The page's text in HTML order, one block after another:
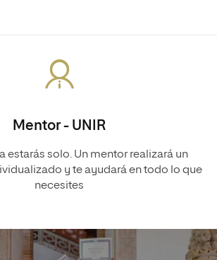
Mentor - UNIR
estarás solo. Un mentor realizará un
y te ayudará en todo lo que
necesites